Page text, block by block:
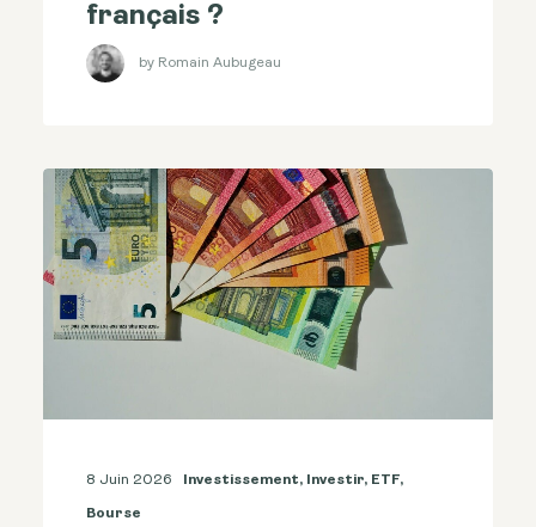
français ?
by Romain Aubugeau
8 Juin 2026 Investissement, Investir, ETF,
Bourse